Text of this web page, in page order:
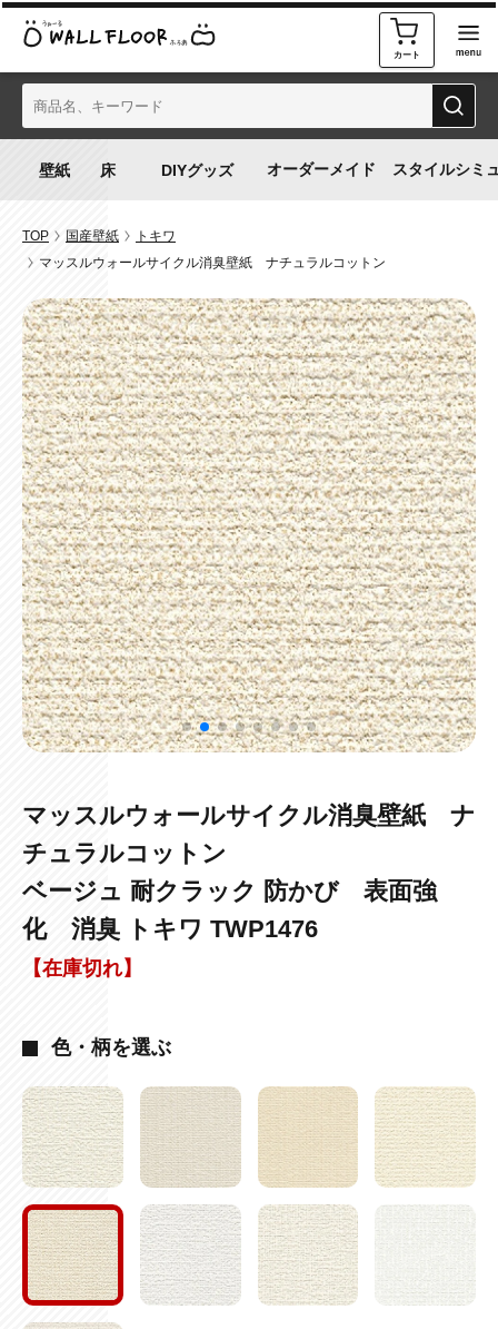
カート
オーダーメイド スタイルシミ
TOP 国産壁紙
トキワ
マッスルウォールサイクル消臭壁紙 ナチュラルコットン
マッスルウォールサイクル消臭壁紙 ナ
チュラルコットン
ベージュ 耐クラック 防かび 表面強
化 消臭 トキワ TWP1476
【在庫切れ】
色・柄を選ぶ